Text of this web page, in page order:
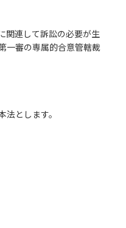
関連して訴訟の必要が生
一審の専属的合意管轄裁
とします。